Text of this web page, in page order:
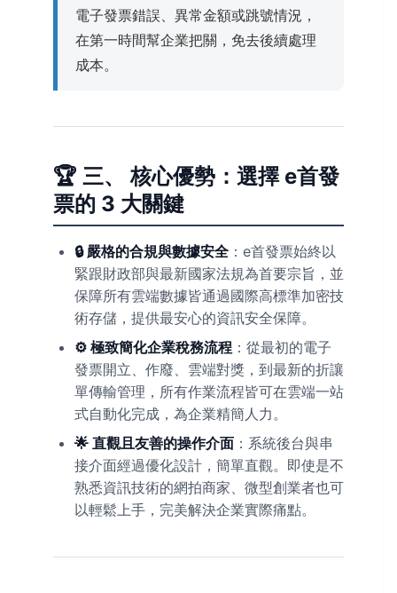
電子發票錯誤、異常金額或跳號情況，
在第一時間幫企業把關，免去後續處理
成本。
🏆 三、 核心優勢：選擇 e首發
票的 3 大關鍵
🔒 嚴格的合規與數據安全 ：e首發票始終以
緊跟財政部與最新國家法規為首要宗旨，並
保障所有雲端數據皆通過國際高標準加密技
術存儲，提供最安心的資訊安全保障。
⚙️ 極致簡化企業稅務流程 ：從最初的電子
發票開立、作廢、雲端對獎，到最新的折讓
單傳輸管理，所有作業流程皆可在雲端一站
式自動化完成，為企業精簡人力。
🌟 直觀且友善的操作介面 ：系統後台與串
接介面經過優化設計，簡單直觀。即使是不
熟悉資訊技術的網拍商家、微型創業者也可
以輕鬆上手，完美解決企業實際痛點。